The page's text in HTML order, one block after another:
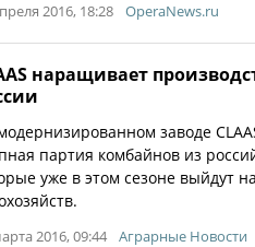
2016, 18:28 OperaNews.ru
наращивает
заводе
партия комбайнов из
уже в этом сезоне выйдут
2016, 09:44 Аграрные Новости